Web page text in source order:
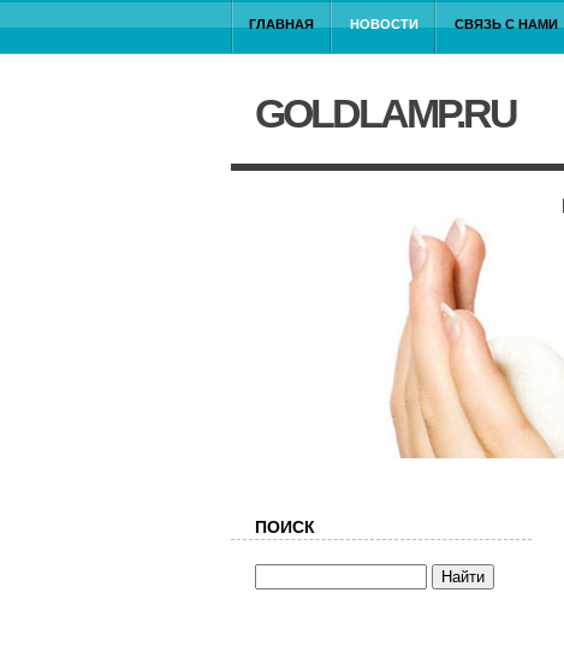
ГЛАВНАЯ НОВОСТИ СВЯЗЬ С НАМИ
GOLDLAMP.RU
ПОИСК